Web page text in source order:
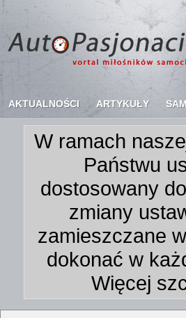
AKTUALNOŚCI ARTYKUŁY
W ramach
Państwu
dostosowany
zmiany
zamieszczane
dokonać w
Więcej